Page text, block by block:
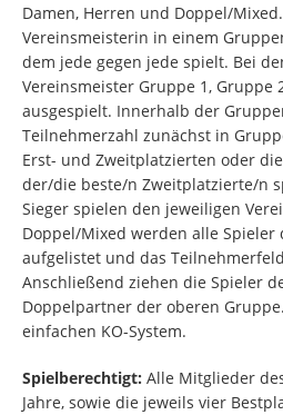
Damen, Herren und Doppel/
Vereinsmeisterin in einem
dem jede gegen jede spielt. Bei
Vereinsmeister Gruppe 1, Gruppe
ausgespielt. Innerhalb der
Teilnehmerzahl zunächst in
Erst- und Zweitplatzierten oder
der/die beste/n Zweitplatzierte/n
Sieger spielen den jeweiligen
Doppel/Mixed werden alle Spieler
aufgelistet und das
Anschließend ziehen die Spieler
Doppelpartner der oberen
einfachen KO-System.
Spielberechtigt: Alle Mitglieder
Jahre, sowie die jeweils vier